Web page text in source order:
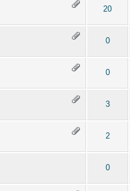
20
0
0
3
2
0